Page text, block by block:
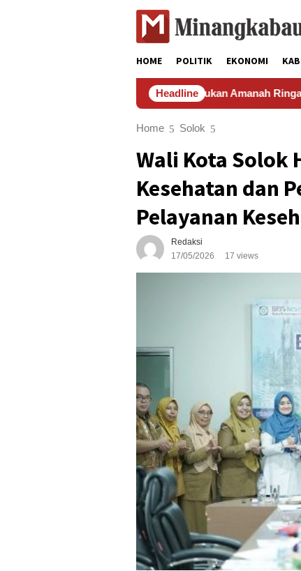
HOME POLITIK EKONOMI
Headline
Buya Gusrizal: Fatwa Bukan Amanah Ringan, Ijtihad
Home Solok
Wali Kota Solok
Kesehatan dan
Pelayanan
Redaksi
17/05/2026
17 views